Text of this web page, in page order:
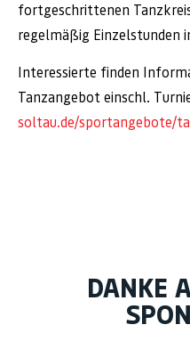
fortgeschrittenen
regelmäßig Einzelstunden
Interessierte finden
Tanzangebot einschl.
soltau.de/sportangebote/
DANKE